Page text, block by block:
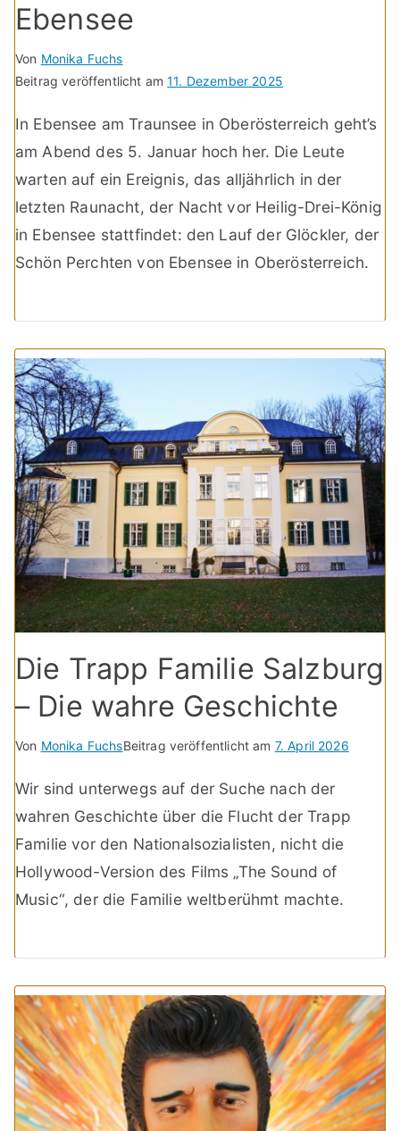
Ebensee
Von Monika Fuchs
Beitrag veröffentlicht am11. Dezember 2025
In Ebensee am Traunsee in Oberösterreich geht’s
am Abend des 5. Januar hoch her. Die Leute
warten auf ein Ereignis, das alljährlich in der
letzten Raunacht, der Nacht vor Heilig-Drei-König
in Ebensee stattfindet: den Lauf der Glöckler, der
Schön Perchten von Ebensee in Oberösterreich.
Die Trapp Familie Salzburg
– Die wahre Geschichte
Von Monika FuchsBeitrag veröffentlicht am 7. April 2026
Wir sind unterwegs auf der Suche nach der
wahren Geschichte über die Flucht der Trapp
Familie vor den Nationalsozialisten, nicht die
Hollywood-Version des Films „The Sound of
Music“, der die Familie weltberühmt machte.